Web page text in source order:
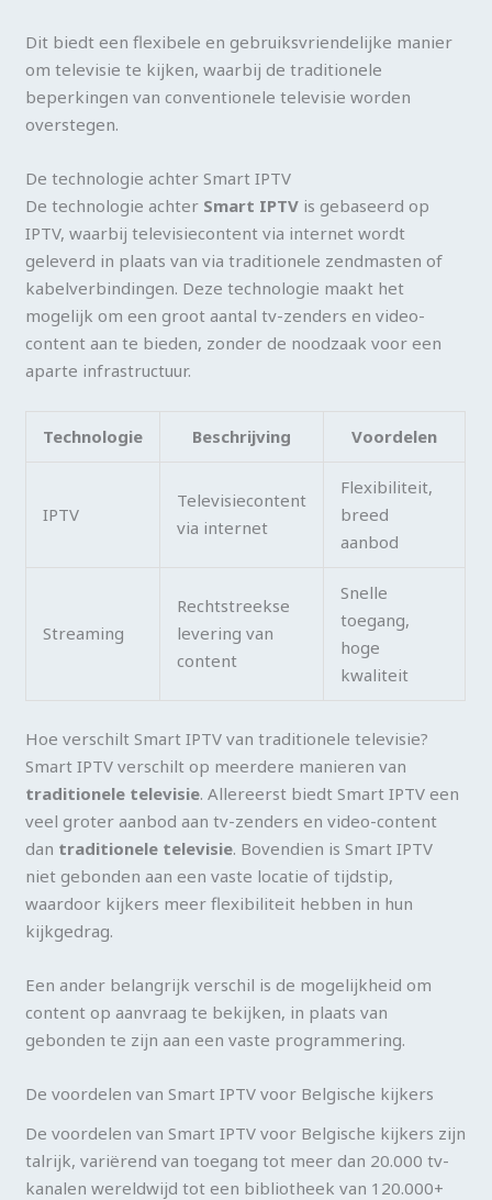
Dit biedt een flexibele en gebruiksvriendelijke manier
om televisie te kijken, waarbij de traditionele
beperkingen van conventionele televisie worden
overstegen.
De technologie achter Smart IPTV
De technologie achter Smart IPTV is gebaseerd op
IPTV, waarbij televisiecontent via internet wordt
geleverd in plaats van via traditionele zendmasten of
kabelverbindingen. Deze technologie maakt het
mogelijk om een groot aantal tv-zenders en video-
content aan te bieden, zonder de noodzaak voor een
aparte infrastructuur.
Technologie Beschrijving Voordelen
IPTV
Televisiecontent
via internet
Flexibiliteit,
breed
aanbod
Streaming
Rechtstreekse
levering van
content
Snelle
toegang,
hoge
kwaliteit
Hoe verschilt Smart IPTV van traditionele televisie?
Smart IPTV verschilt op meerdere manieren van
traditionele televisie. Allereerst biedt Smart IPTV een
veel groter aanbod aan tv-zenders en video-content
dan traditionele televisie. Bovendien is Smart IPTV
niet gebonden aan een vaste locatie of tijdstip,
waardoor kijkers meer flexibiliteit hebben in hun
kijkgedrag.
Een ander belangrijk verschil is de mogelijkheid om
content op aanvraag te bekijken, in plaats van
gebonden te zijn aan een vaste programmering.
De voordelen van Smart IPTV voor Belgische kijkers
De voordelen van Smart IPTV voor Belgische kijkers zijn
talrijk, variërend van toegang tot meer dan 20.000 tv-
kanalen wereldwijd tot een bibliotheek van 120.000+